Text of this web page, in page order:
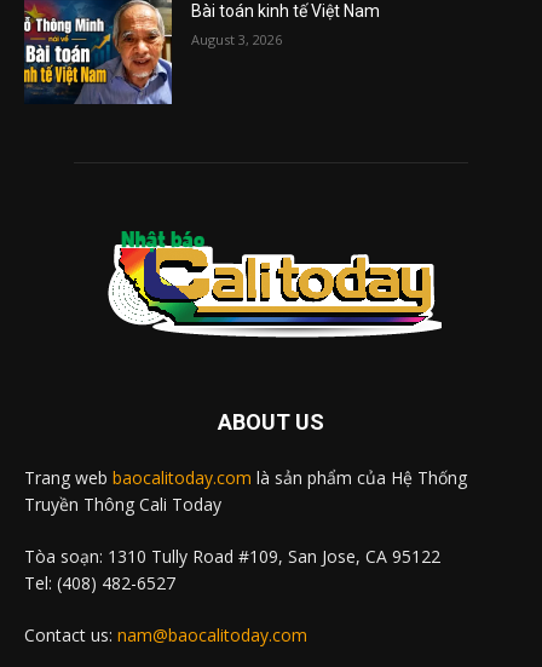
Bài toán kinh tế Việt Nam
August 3, 2026
ABOUT US
Trang web baocalitoday.com là sản phẩm của Hệ Thống
Truyền Thông Cali Today
Tòa soạn: 1310 Tully Road #109, San Jose, CA 95122
Tel: (408) 482-6527
Contact us: nam@baocalitoday.com